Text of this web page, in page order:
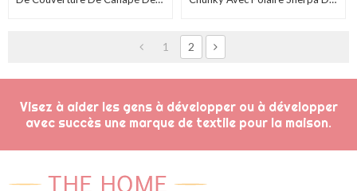
1 2
Visez à aider les gens à développer ou à développer
avec succès une marque de textile pour la maison.